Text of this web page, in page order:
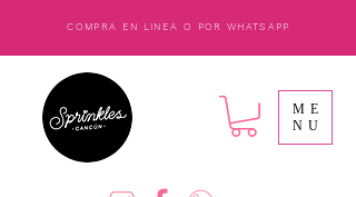
COMPRA EN LINEA O POR WHATSAPP
ME
NU